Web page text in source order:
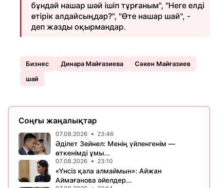
бұндай нашар шәй ішіп тұрғаным", "Неге елді
өтірік алдайсыңдар?", "Өте нашар шай", -
деп жазды оқырмандар.
Бизнес Динара Майғазиева
Сәкен Майғазиев
шай
Соңғы жаңалықтар
07.08.2026 23:46
Әділет Зейнел: Менің үйленгенім —
өткенімді ұмы...
07.08.2026 23:10
«Үнсіз қала алмаймын»: Айжан
Аймағанова әйелдер...